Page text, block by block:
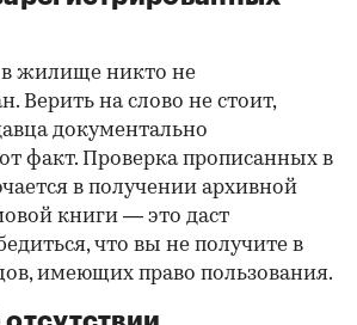
в жилище никто не
Верить на слово не стоит,
документально
факт. Проверка прописанных в
в получении архивной
книги — это даст
что вы не получите в
имеющих право пользования.